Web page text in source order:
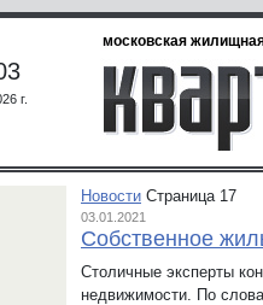
московская жилищная
г.
Новости Страница 17
03.01.2021
Собственное
Столичные эксперты
недвижимости. По